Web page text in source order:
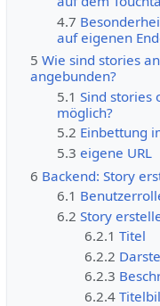
4.7
auf eigenen
5 Wie sind stories
angebunden?
5.1 Sind stories
möglich?
5.2 Einbettung
5.3 eigene URL
6 Backend: Story
6.1
6.2 Story
6.2.1 Titel
6.2.2
6.2.3
6.2.4